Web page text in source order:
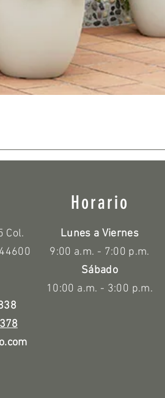
Col.
Lunes a Viernes
9:00 a.m. - 7:00 p.m.
Sábado
10:00 a.m. - 3:00 p.m.
Horario